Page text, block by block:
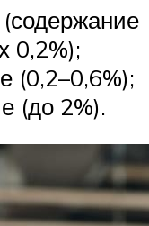
0,2%);
(0,2–0,6%);
(до 2%).